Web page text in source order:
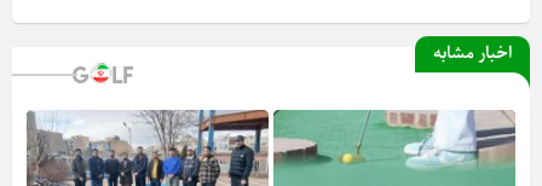
اخبار مشابه